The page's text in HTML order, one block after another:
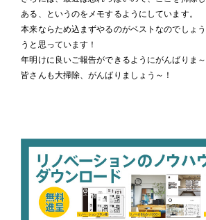
ある、というのをメモするようにしています。
本来ならため込まずやるのがベストなのでしょ
うと思っています！
年明けに良いご報告ができるようにがんばりま～
皆さんも大掃除、がんばりましょう～！